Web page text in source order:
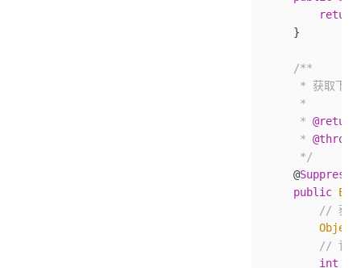
        return
    }
    /**
* 获取下一
     *
     *
@return
     *
@throws
     */
    @
    public
E
// 获
        Object
// 记录
        int